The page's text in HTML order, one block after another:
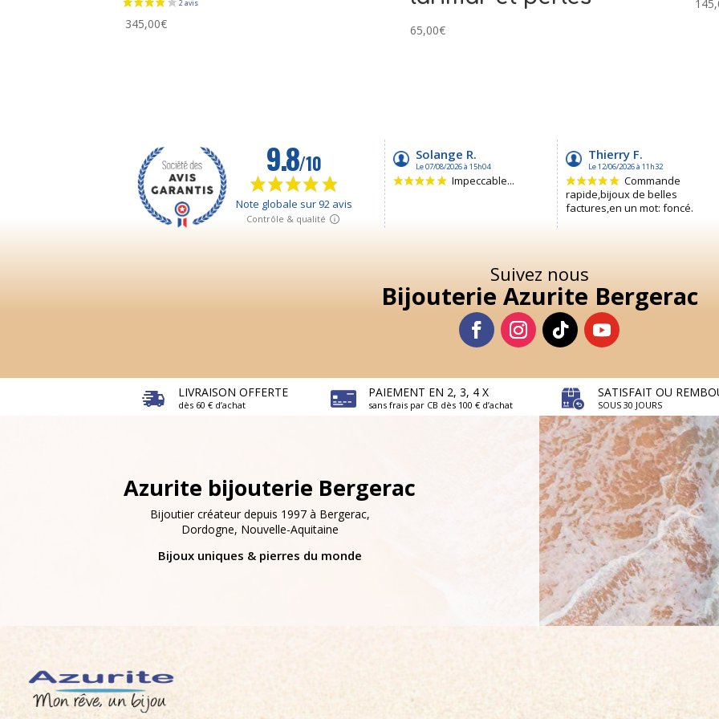
345,00€ 65,00€
Suivez nous
Bijouterie Azurite Bergerac
LIVRAISON OFFERTE
dès 60 € d’achat
PAIEMENT EN 2, 3, 4 X
sans frais par CB dès 100 € d’achat
SATISFAIT OU
SOUS 30 JOURS
Azurite bijouterie Bergerac
Bijoutier créateur depuis 1997 à Bergerac,
Dordogne, Nouvelle-Aquitaine
Bijoux uniques & pierres du monde